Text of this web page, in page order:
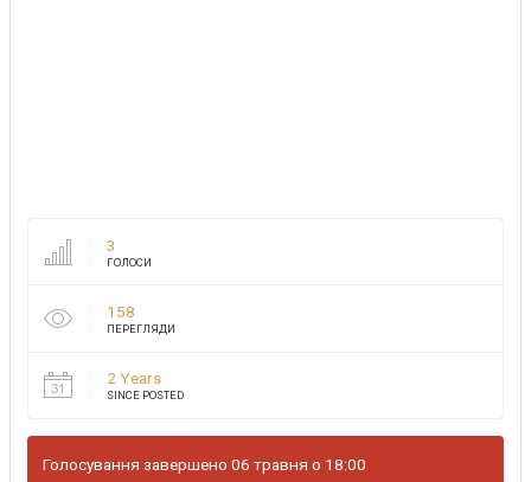
3
ГОЛОСИ
158
ПЕРЕГЛЯДИ
2 Years
SINCE POSTED
Голосування завершено 06 травня о 18:00